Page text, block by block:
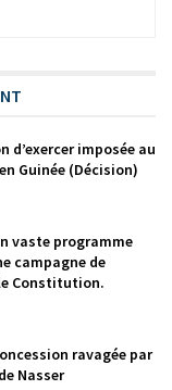
d’exercer imposée au
Guinée (Décision)
vaste programme
campagne de
Constitution.
ravagée par
Nasser